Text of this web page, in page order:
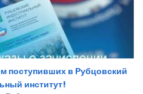
поступивших в Рубцовский
институт!